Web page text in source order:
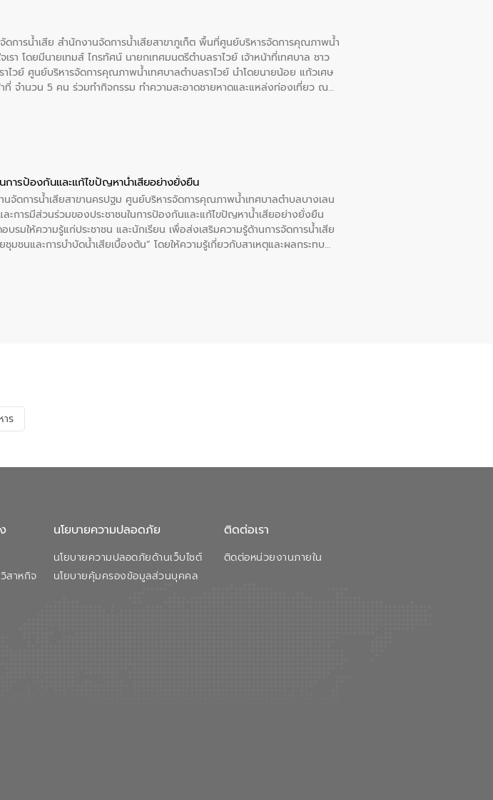
ารน้ำเสีย สำนักงานจัดการน้ำเสียสาขาภูเก็ต พื้นที่ศูนย์บริหารจัดการคุณภาพน้ำ
เรา โดยมีนายเทมส์ ไกรทัศน์ นายกเทศมนตรีตำบลราไวย์ เจ้าหน้าที่เทศบาล ชาว
าไวย์ ศูนย์บริหารจัดการคุณภาพน้ำเทศบาลตำบลราไวย์ นำโดยนายน้อย แก้วเศษ
ที่ จำนวน 5 คน ร่วมทำกิจกรรม ทำความสะอาดชายหาดและแหล่งท่องเที่ยว ณ
วัดภูเก็ต
การป้องกันและแก้ไขปัญหาน้ำเสียอย่างยั่งยืน
ดการน้ำเสียสาขานครปฐม ศูนย์บริหารจัดการคุณภาพน้ำเทศบาลตำบลบางเลน
ะการมีส่วนร่วมของประชาชนในการป้องกันและแก้ไขปัญหาน้ำเสียอย่างยั่งยืน
มให้ความรู้แก่ประชาชน และนักเรียน เพื่อส่งเสริมความรู้ด้านการจัดการน้ำเสีย
ชนและการบำบัดน้ำเสียเบื้องต้น” โดยให้ความรู้เกี่ยวกับสาเหตุและผลกระทบ
บำบัดน้ำเสียเบื้องต้นในครัวเรือน ณ เทศบาลตำบลบางเลน จังหวัดนครปฐม
าร
สาหกิจ
นโยบายความปลอดภัย
นโยบายความปลอดภัยด้านเว็บไซต์
นโยบายคุ้มครองข้อมูลส่วนบุคคล
ติดต่อเรา
ติดต่อหน่วยงานภายใน